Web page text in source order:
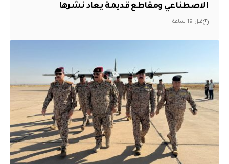
الاصطناعي ومقاطع قديمة يعاد نشرها
قبل 19 ساعة